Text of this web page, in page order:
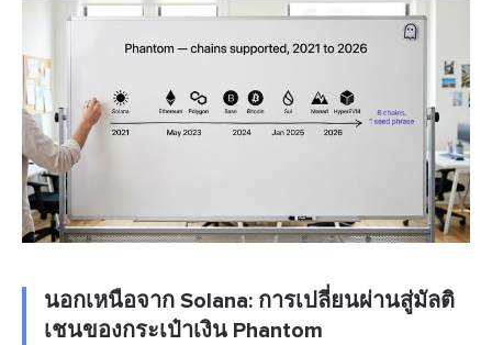
นอกเหนือจาก Solana: การเปลี่ยนผ่านสู่มัลติ
เชนของกระเป๋าเงิน Phantom